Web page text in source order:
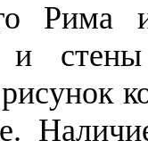
стены